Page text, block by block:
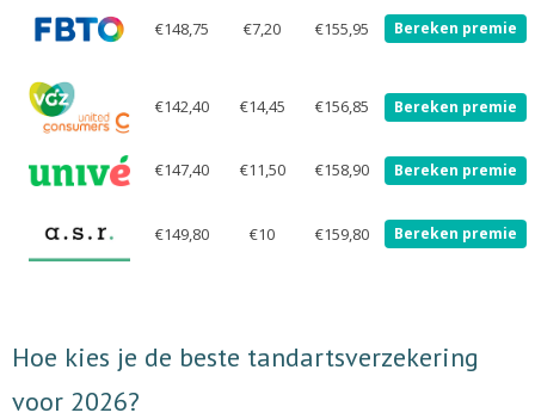
€148,75 €7,20 €155,95 Bereken premie
€142,40 €14,45 €156,85 Bereken premie
€147,40 €11,50 €158,90 Bereken premie
€149,80 €10 €159,80 Bereken premie
Hoe kies je de beste tandartsverzekering
voor 2026?